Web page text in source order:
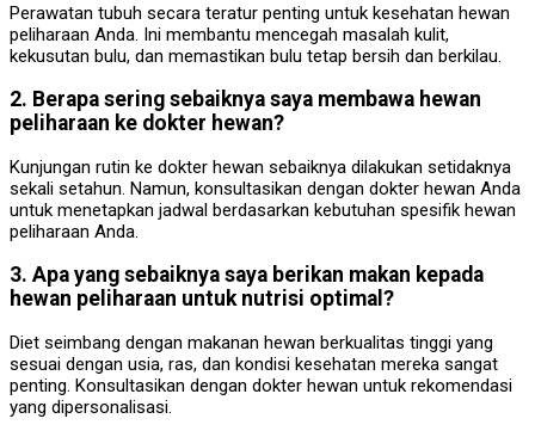
Perawatan tubuh secara teratur penting untuk kesehatan hewan
peliharaan Anda. Ini membantu mencegah masalah kulit,
kekusutan bulu, dan memastikan bulu tetap bersih dan berkilau.
2. Berapa sering sebaiknya saya membawa hewan
peliharaan ke dokter hewan?
Kunjungan rutin ke dokter hewan sebaiknya dilakukan setidaknya
sekali setahun. Namun, konsultasikan dengan dokter hewan Anda
untuk menetapkan jadwal berdasarkan kebutuhan spesifik hewan
peliharaan Anda.
3. Apa yang sebaiknya saya berikan makan kepada
hewan peliharaan untuk nutrisi optimal?
Diet seimbang dengan makanan hewan berkualitas tinggi yang
sesuai dengan usia, ras, dan kondisi kesehatan mereka sangat
penting. Konsultasikan dengan dokter hewan untuk rekomendasi
yang dipersonalisasi.